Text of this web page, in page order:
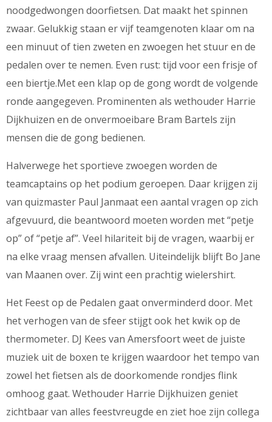
noodgedwongen doorfietsen. Dat maakt het spinnen
zwaar. Gelukkig staan er vijf teamgenoten klaar om na
een minuut of tien zweten en zwoegen het stuur en de
pedalen over te nemen. Even rust: tijd voor een frisje of
een biertje.Met een klap op de gong wordt de volgende
ronde aangegeven. Prominenten als wethouder Harrie
Dijkhuizen en de onvermoeibare Bram Bartels zijn
mensen die de gong bedienen.
Halverwege het sportieve zwoegen worden de
teamcaptains op het podium geroepen. Daar krijgen zij
van quizmaster Paul Janmaat een aantal vragen op zich
afgevuurd, die beantwoord moeten worden met “petje
op” of “petje af”. Veel hilariteit bij de vragen, waarbij er
na elke vraag mensen afvallen. Uiteindelijk blijft Bo Jane
van Maanen over. Zij wint een prachtig wielershirt.
Het Feest op de Pedalen gaat onverminderd door. Met
het verhogen van de sfeer stijgt ook het kwik op de
thermometer. DJ Kees van Amersfoort weet de juiste
muziek uit de boxen te krijgen waardoor het tempo van
zowel het fietsen als de doorkomende rondjes flink
omhoog gaat. Wethouder Harrie Dijkhuizen geniet
zichtbaar van alles feestvreugde en ziet hoe zijn collega